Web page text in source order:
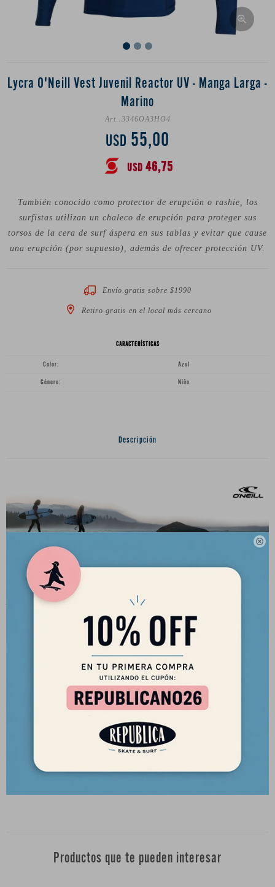

Lycra O'Neill Vest Juvenil Reactor UV - Manga Larga -
Marino
3346OA3HO4
USD 55,00
USD 46,75
También conocido como protector de erupción o rashie, los
surfistas utilizan un chaleco de erupción para proteger sus
torsos de la cera de surf áspera en sus tablas y evitar que cause
una erupción (por supuesto), además de ofrecer protección UV.
Envío gratis sobre $1990
Retiro gratis en el local más cercano
CARACTERÍSTICAS
Color Azul
Género Niño
Descripción
O'Neill es originalmente una marca californiana de ropa y
tablas de surf fundada en 1952 por Jack O'Neill. Se trasladó
por la costa de San Francisco a Santa Cruz a finales de la
década. A Jack se le atribuye haber inventado el traje de
neopreno, su hijo Pat la correa de la tabla de surf. El logotipo
de la empresa simboliza una ola de surf rompiendo.
· Nylon / Poliéster / Spandex de 6 oz
· Protección UV U.P.F 50+
· Protección contra erupciones
· Impresiones de logotipos
Productos que te pueden interesar